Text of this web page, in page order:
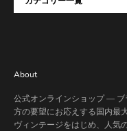
About
公式オンラインショップ —
方の要望にお応えする国内最
ヴィンテージをはじめ、人気